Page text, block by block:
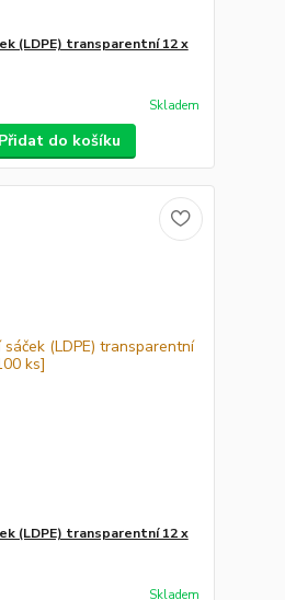
(LDPE) transparentní 12 x
Skladem
Přidat do košíku
(LDPE) transparentní 12 x
Skladem